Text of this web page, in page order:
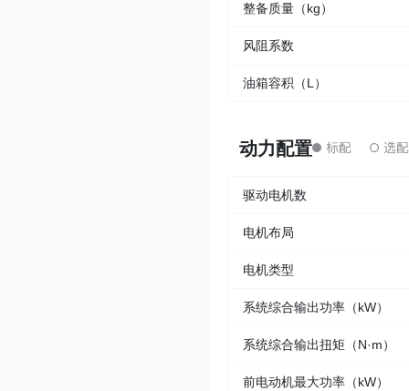
整备质量（kg）
风阻系数
油箱容积（L）
动力配置
驱动电机数
电机布局
电机类型
系统综合输出功率（kW）
系统综合输出扭矩（N·m）
前电动机最大功率（kW）